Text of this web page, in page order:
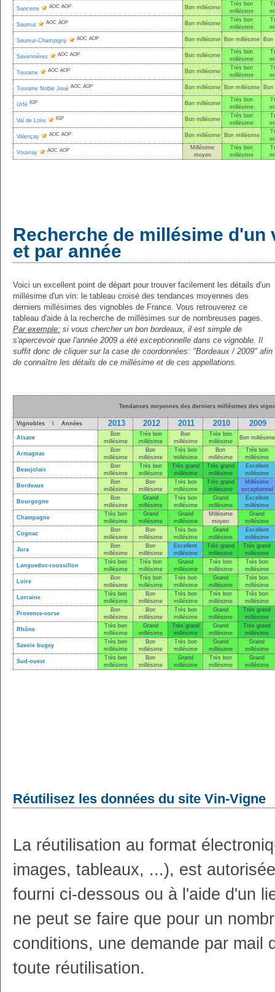
Sancerre AOC AOP Bon millésime
Très bon
millésime
Saumur AOC AOP Bon millésime
Très bon
millésime
Saumur-Champigny AOC AOP Bon millésime Bon millésime Bon
Savennières AOC AOP Bon millésime
Très bon
millésime
Touraine AOC AOP Bon millésime
Très bon
millésime
Touraine Noble Joué AOC AOP Bon millésime Bon millésime Bon
Urfé IGP Bon millésime
Très bon
millésime
Val de Loire IGP Bon millésime
Très bon
millésime
Valençay AOC AOP Bon millésime Bon millésime
Vouvray AOC AOP
Millésime
moyen
Très bon
millésime
Recherche de millésime d'un
et par année
Voici un excellent point de départ pour trouver facilement les détails d'un
millésime d'un vin: le tableau croisé des tendances moyennes des
derniers millésimes des vignobles de France. Vous retrouverez ce
tableau d'aide à la recherche de millésimes sur de nombreuses pages.
Par exemple: si vous chercher un bon bordeaux, il est simple de
s'apercevoir que l'année 2009 a été exceptionnelle dans ce vignoble. Il
suffit donc de cliquer sur la case de coordonnées: "Bordeaux / 2009" afin
de connaître les détails de ce millésime et de ces appellations.
Tendances moyennes des derniers millésimes des
Vignobles \ Années 2013 2012 2011 2010 2009
Alsace
Bon
millésime
Très bon
millésime
Bon
millésime
Très bon
millésime
Bon millésime
Armagnac
Bon
millésime
Bon
millésime
Très bon
millésime
Bon
millésime
Très bon
millésime
Beaujolais
Bon
millésime
Très bon
millésime
Très grand
millésime
Très grand
millésime
Excellent
millésime
Bordeaux
Bon
millésime
Bon
millésime
Très bon
millésime
Très grand
millésime
Millésime
exceptionnel
Bourgogne
Bon
millésime
Grand
millésime
Très bon
millésime
Grand
millésime
Excellent
millésime
Champagne
Très bon
millésime
Grand
millésime
Grand
millésime
Millésime
moyen
Grand
millésime
Cognac
Bon
millésime
Bon
millésime
Très bon
millésime
Grand
millésime
Excellent
millésime
Jura
Bon
millésime
Bon
millésime
Excellent
millésime
Très grand
millésime
Très grand
millésime
Languedoc-roussillon
Très bon
millésime
Très bon
millésime
Grand
millésime
Très bon
millésime
Très bon
millésime
Loire
Bon
millésime
Très bon
millésime
Très bon
millésime
Grand
millésime
Très bon
millésime
Lorraine
Très bon
millésime
Bon
millésime
Très bon
millésime
Très bon
millésime
Très bon
millésime
Provence-corse
Bon
millésime
Bon
millésime
Très bon
millésime
Grand
millésime
Très grand
millésime
Rhône
Très bon
millésime
Grand
millésime
Très grand
millésime
Grand
millésime
Très grand
millésime
Savoie bugey
Très bon
millésime
Bon
millésime
Très bon
millésime
Grand
millésime
Grand
millésime
Sud-ouest
Très bon
millésime
Bon
millésime
Grand
millésime
Très bon
millésime
Grand
millésime
Réutilisez les données du site Vin-Vigne
La réutilisation au format
images, tableaux, ...), est
fourni ci-dessous ou à l'aide d'un
ne peut se faire que pour un
conditions, une demande par mail
toute réutilisation.